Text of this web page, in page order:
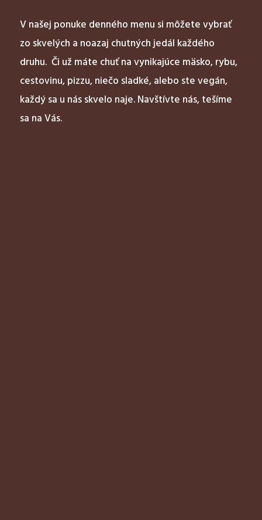
V našej ponuke denného menu si môžete vybrať
zo skvelých a noazaj chutných jedál každého
druhu. Či už máte chuť na vynikajúce mäsko, rybu,
cestovinu, pizzu, niečo sladké, alebo ste vegán,
každý sa u nás skvelo naje. Navštívte nás, tešíme
sa na Vás.